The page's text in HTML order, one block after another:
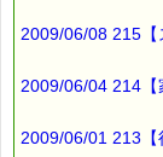
発行責任者：店
*****@pass-
2009/06/08 215【
2009/06/04 214【
2009/06/01 213【